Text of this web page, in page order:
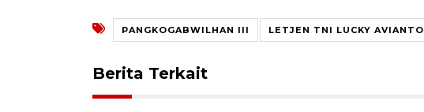
PANGKOGABWILHAN III LETJEN TNI LUCKY AVIANTO
Berita Terkait